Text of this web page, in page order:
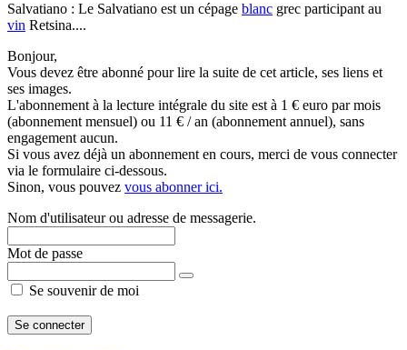
Salvatiano : Le Salvatiano est un cépage blanc grec participant au
vin Retsina....
Bonjour,
Vous devez être abonné pour lire la suite de cet article, ses liens et
ses images.
L'abonnement à la lecture intégrale du site est à 1 € euro par mois
(abonnement mensuel) ou 11 € / an (abonnement annuel), sans
engagement aucun.
Si vous avez déjà un abonnement en cours, merci de vous connecter
via le formulaire ci-dessous.
Sinon, vous pouvez vous abonner ici.
Nom d'utilisateur ou adresse de messagerie.
Mot de passe
Se souvenir de moi